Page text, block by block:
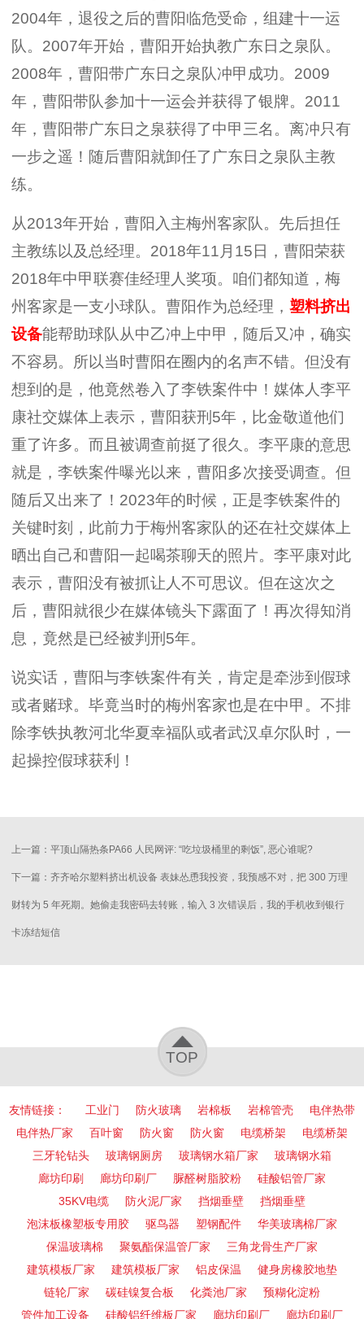
2004年，退役之后的曹阳临危受命，组建十一运
队。2007年开始，曹阳开始执教广东日之泉队。
2008年，曹阳带广东日之泉队冲甲成功。2009
年，曹阳带队参加十一运会并获得了银牌。2011
年，曹阳带广东日之泉获得了中甲三名。离冲只有
一步之遥！随后曹阳就卸任了广东日之泉队主教
练。
从2013年开始，曹阳入主梅州客家队。先后担任
主教练以及总经理。2018年11月15日，曹阳荣获
2018年中甲联赛佳经理人奖项。咱们都知道，梅
州客家是一支小球队。曹阳作为总经理， 塑料挤出
设备能帮助球队从中乙冲上中甲，随后又冲，确实
不容易。所以当时曹阳在圈内的名声不错。但没有
想到的是，他竟然卷入了李铁案件中！媒体人李平
康社交媒体上表示，曹阳获刑5年，比金敬道他们
重了许多。而且被调查前挺了很久。李平康的意思
就是，李铁案件曝光以来，曹阳多次接受调查。但
随后又出来了！2023年的时候，正是李铁案件的
关键时刻，此前力于梅州客家队的还在社交媒体上
晒出自己和曹阳一起喝茶聊天的照片。李平康对此
表示，曹阳没有被抓让人不可思议。但在这次之
后，曹阳就很少在媒体镜头下露面了！再次得知消
息，竟然是已经被判刑5年。
说实话，曹阳与李铁案件有关，肯定是牵涉到假球
或者赌球。毕竟当时的梅州客家也是在中甲。不排
除李铁执教河北华夏幸福队或者武汉卓尔队时，一
起操控假球获利！
上一篇： 平顶山隔热条PA66 人民网评: “吃垃圾桶里的剩饭”, 恶心谁呢?
下一篇： 齐齐哈尔塑料挤出机设备 表妹怂恿我投资，我预感不对，把 300 万理
财转为 5 年死期。她偷走我密码去转账，输入 3 次错误后，我的手机收到银行
卡冻结短信
TOP
友情链接： 工业门 防火玻璃 岩棉板 岩棉管壳
电伴热带
电伴热厂家
百叶窗 防火窗 防火窗 电缆桥架
电缆桥架
三牙轮钻头
玻璃钢厕房 玻璃钢水箱厂家
玻璃钢水箱
廊坊印刷
廊坊印刷厂 脲醛树脂胶粉
硅酸铝管厂家
35KV电缆
防火泥厂家 挡烟垂壁
挡烟垂壁
泡沫板橡塑板专用胶
驱鸟器 塑钢配件
华美玻璃棉厂家
保温玻璃棉
聚氨酯保温管厂家
三角龙骨生产厂家
建筑模板厂家
建筑模板厂家 铝皮保温
健身房橡胶地垫
链轮厂家
碳硅镍复合板 化粪池厂家
预糊化淀粉
管件加工设备
硅酸铝纤维板厂家 廊坊印刷厂 廊坊印刷厂